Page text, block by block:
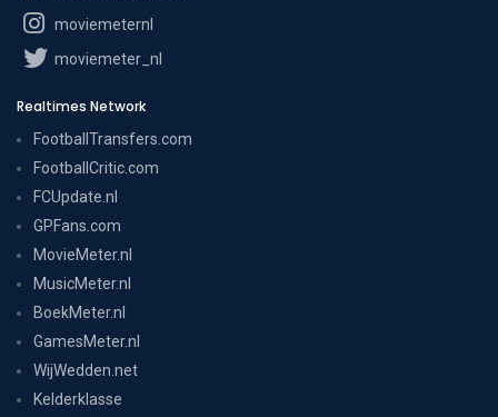
moviemeternl
moviemeter_nl
Realtimes Network
FootballTransfers.com
FootballCritic.com
FCUpdate.nl
GPFans.com
MovieMeter.nl
MusicMeter.nl
BoekMeter.nl
GamesMeter.nl
WijWedden.net
Kelderklasse